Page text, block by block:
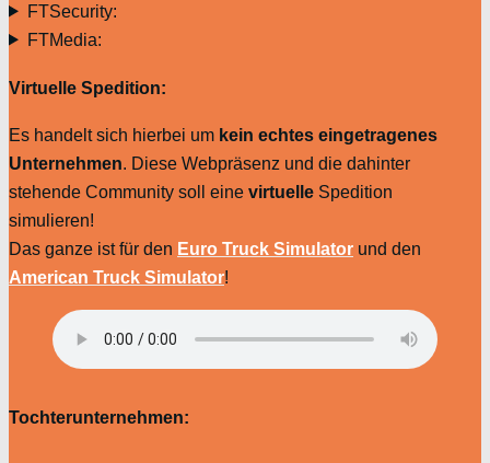
FTSecurity:
FTMedia:
Virtuelle Spedition:
Es handelt sich hierbei um kein echtes eingetragenes
Unternehmen. Diese Webpräsenz und die dahinter
stehende Community soll eine virtuelle Spedition
simulieren!
Das ganze ist für den Euro Truck Simulator und den
American Truck Simulator!
Tochterunternehmen: